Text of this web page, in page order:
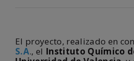
El proyecto, realizado en
S.A., el Instituto Químico